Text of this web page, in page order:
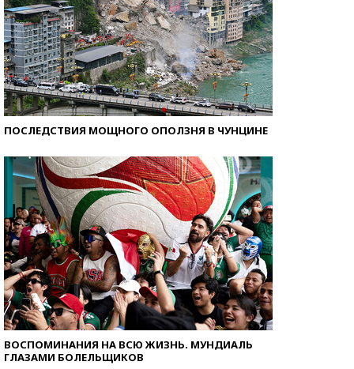
ПОСЛЕДСТВИЯ МОЩНОГО ОПОЛЗНЯ В ЧУНЦИНЕ
ВОСПОМИНАНИЯ НА ВСЮ ЖИЗНЬ. МУНДИАЛЬ
ГЛАЗАМИ БОЛЕЛЬЩИКОВ